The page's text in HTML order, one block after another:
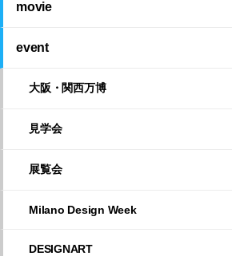
movie
event
大阪・関西万博
見学会
展覧会
Milano Design Week
DESIGNART